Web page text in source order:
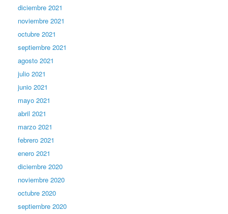
diciembre 2021
noviembre 2021
octubre 2021
septiembre 2021
agosto 2021
julio 2021
junio 2021
mayo 2021
abril 2021
marzo 2021
febrero 2021
enero 2021
diciembre 2020
noviembre 2020
octubre 2020
septiembre 2020